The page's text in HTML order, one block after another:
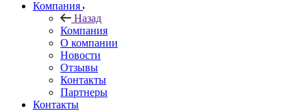
Компания
Назад
Компания
О компании
Новости
Отзывы
Контакты
Партнеры
Контакты